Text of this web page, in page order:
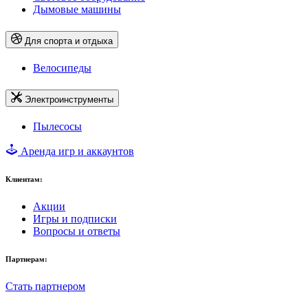
Дымовые машины
Для спорта и отдыха
Велосипеды
Электроинструменты
Пылесосы
Аренда игр и аккаунтов
Клиентам:
Акции
Игры и подписки
Вопросы и ответы
Партнерам:
Стать партнером